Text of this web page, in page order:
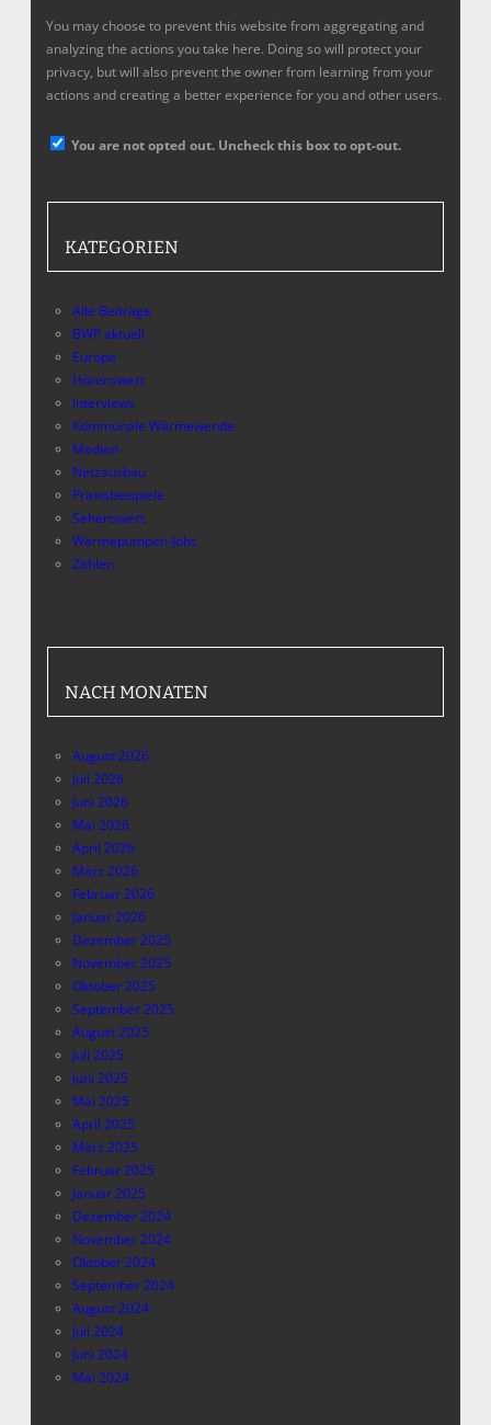
You may choose to prevent this website from aggregating and
analyzing the actions you take here. Doing so will protect your
privacy, but will also prevent the owner from learning from your
actions and creating a better experience for you and other users.
You are not opted out. Uncheck this box to opt-out.
KATEGORIEN
Alle Beiträge
BWP aktuell
Europa
Hörenswert
Interviews
Kommunale Wärmewende
Medien
Netzausbau
Praxisbeispiele
Sehenswert
Wärmepumpen-Jobs
Zahlen
NACH MONATEN
August 2026
Juli 2026
Juni 2026
Mai 2026
April 2026
März 2026
Februar 2026
Januar 2026
Dezember 2025
November 2025
Oktober 2025
September 2025
August 2025
Juli 2025
Juni 2025
Mai 2025
April 2025
März 2025
Februar 2025
Januar 2025
Dezember 2024
November 2024
Oktober 2024
September 2024
August 2024
Juli 2024
Juni 2024
Mai 2024